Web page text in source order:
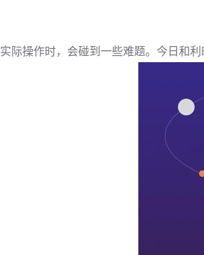
实际操作时，会碰到一些难题。今日和